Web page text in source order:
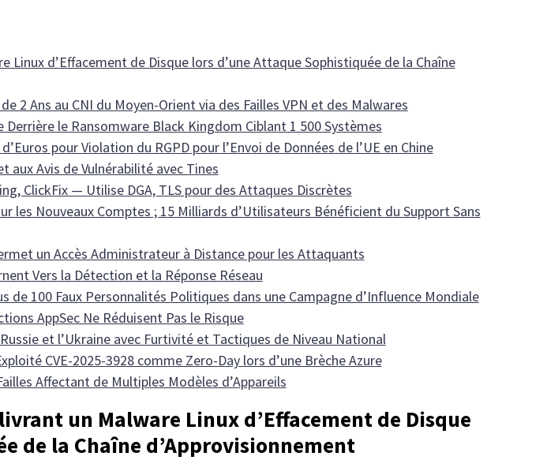
Linux d’Effacement de Disque lors d’une Attaque Sophistiquée de la Chaîne
2 Ans au CNI du Moyen-Orient via des Failles VPN et des Malwares
le Ransomware Black Kingdom Ciblant 1 500 Systèmes
pour Violation du RGPD pour l’Envoi de Données de l’UE en Chine
aux Avis de Vulnérabilité avec Tines
ClickFix — Utilise DGA, TLS pour des Attaques Discrètes
les Nouveaux Comptes ; 15 Milliards d’Utilisateurs Bénéficient du Support Sans
un Accès Administrateur à Distance pour les Attaquants
Vers la Détection et la Réponse Réseau
de 100 Faux Personnalités Politiques dans une Campagne d’Influence Mondiale
AppSec Ne Réduisent Pas le Risque
et l’Ukraine avec Furtivité et Tactiques de Niveau National
CVE-2025-3928 comme Zero-Day lors d’une Brèche Azure
Affectant de Multiples Modèles d’Appareils
un Malware Linux d’Effacement de Disque
de la Chaîne d’Approvisionnement